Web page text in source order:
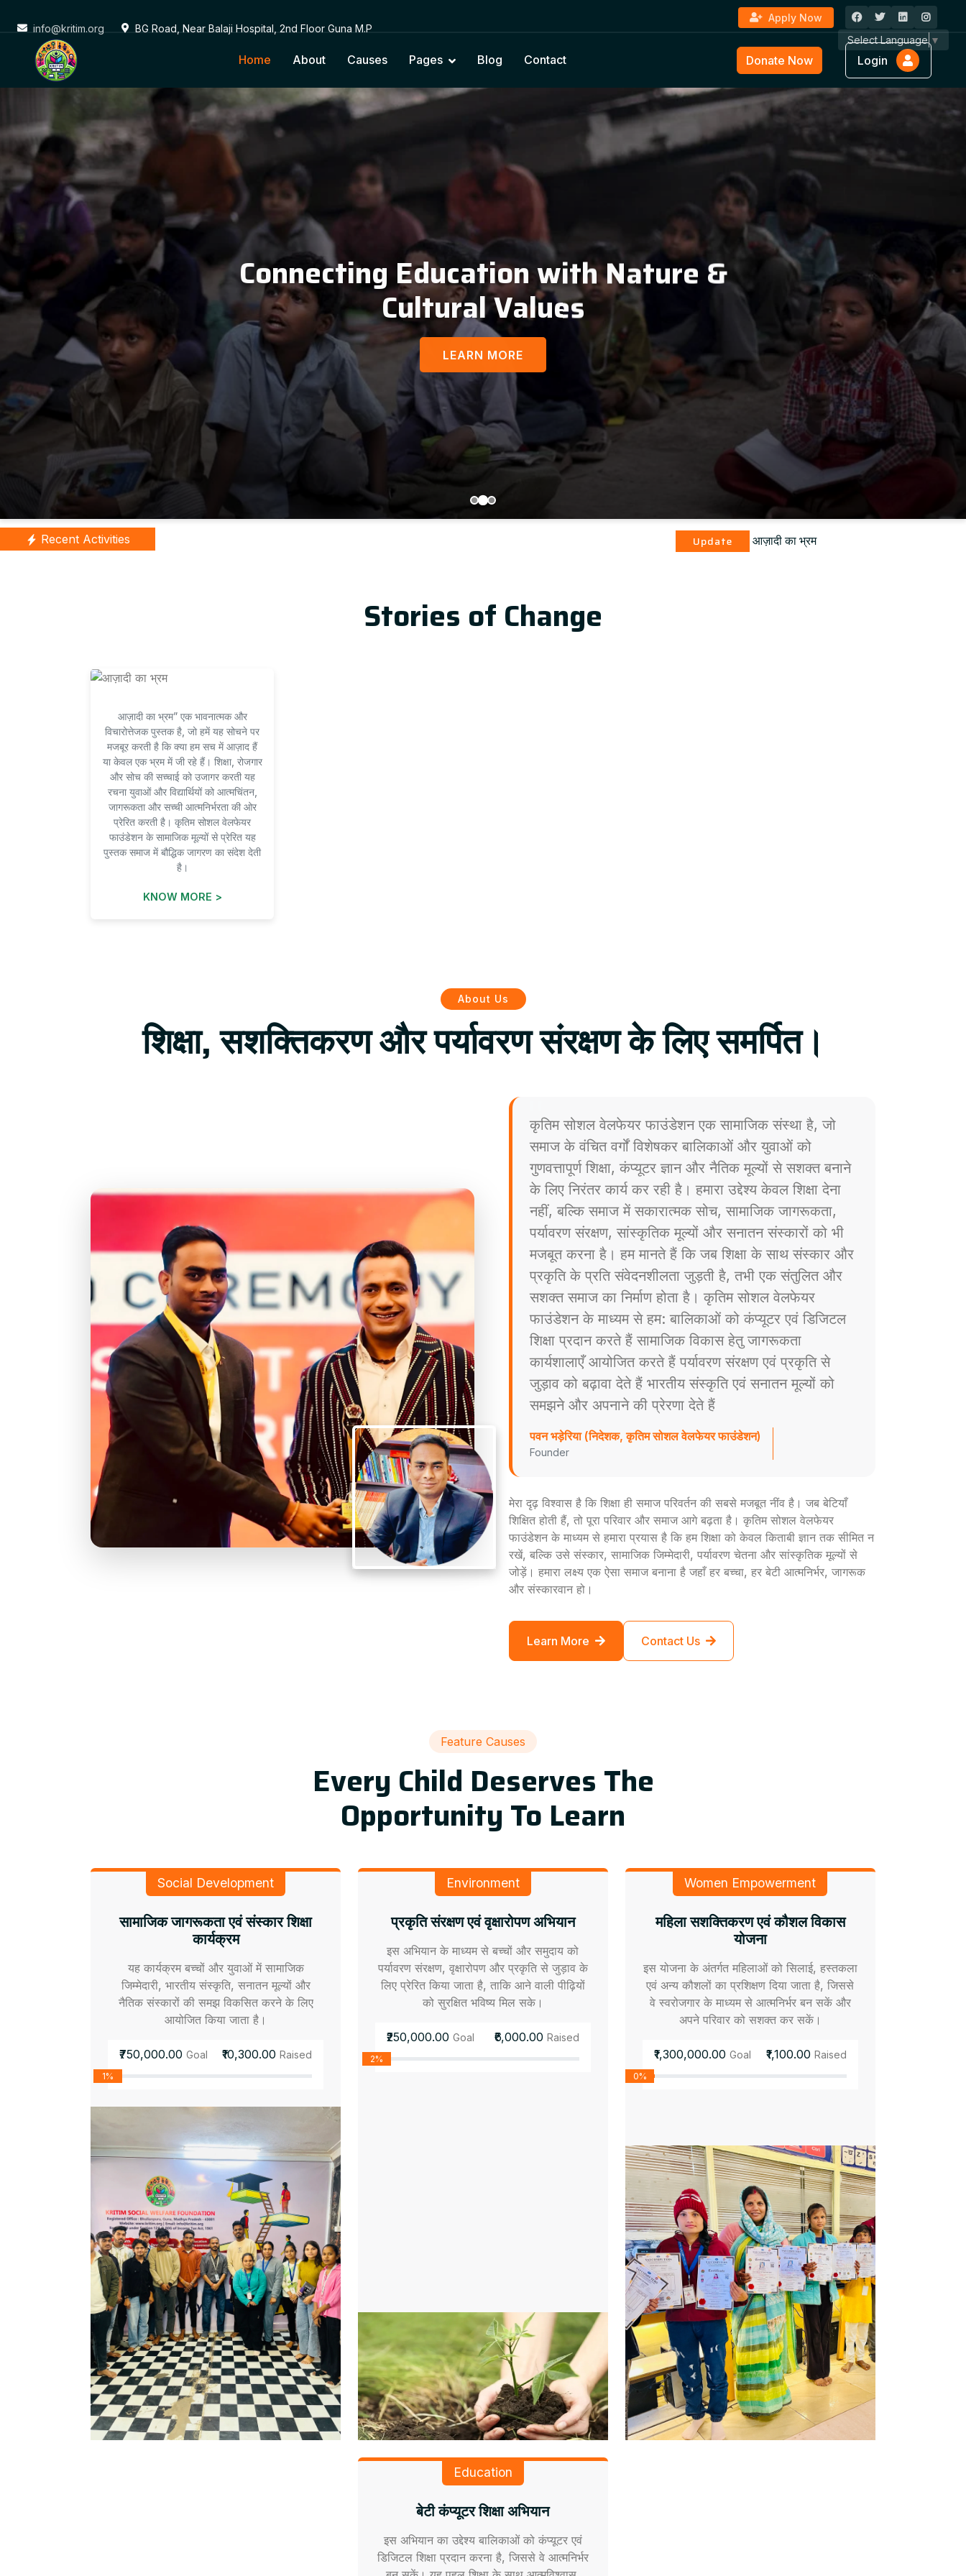
info@kritim.org BG Road, Near Balaji Hospital, 2nd Floor Guna M.P
Apply Now
Select Language ▼
Home About Causes Pages Blog Contact Donate Now Login
Connecting Education with Nature &
Cultural Values
LEARN MORE
Recent Activities आज़ादी का भ्रम
Stories of Change
आज़ादी का भ्रम” एक भावनात्मक और
विचारोत्तेजक पुस्तक है, जो हमें यह सोचने पर
मजबूर करती है कि क्या हम सच में आज़ाद हैं
या केवल एक भ्रम में जी रहे हैं। शिक्षा, रोजगार
और सोच की सच्चाई को उजागर करती यह
रचना युवाओं और विद्यार्थियों को आत्मचिंतन,
जागरूकता और सच्ची आत्मनिर्भरता की ओर
प्रेरित करती है। कृतिम सोशल वेलफेयर
फाउंडेशन के सामाजिक मूल्यों से प्रेरित यह
पुस्तक समाज में बौद्धिक जागरण का संदेश देती
है।
KNOW MORE >
About Us
शिक्षा, सशक्तिकरण और पर्यावरण संरक्षण के लिए समर्पित।
कृतिम सोशल वेलफेयर फाउंडेशन एक सामाजिक संस्था है, जो
समाज के वंचित वर्गों विशेषकर बालिकाओं और युवाओं को
गुणवत्तापूर्ण शिक्षा, कंप्यूटर ज्ञान और नैतिक मूल्यों से सशक्त बनाने
के लिए निरंतर कार्य कर रही है। हमारा उद्देश्य केवल शिक्षा देना
नहीं, बल्कि समाज में सकारात्मक सोच, सामाजिक जागरूकता,
पर्यावरण संरक्षण, सांस्कृतिक मूल्यों और सनातन संस्कारों को भी
मजबूत करना है। हम मानते हैं कि जब शिक्षा के साथ संस्कार और
प्रकृति के प्रति संवेदनशीलता जुड़ती है, तभी एक संतुलित और
सशक्त समाज का निर्माण होता है। कृतिम सोशल वेलफेयर
फाउंडेशन के माध्यम से हम: बालिकाओं को कंप्यूटर एवं डिजिटल
शिक्षा प्रदान करते हैं सामाजिक विकास हेतु जागरूकता
कार्यशालाएँ आयोजित करते हैं पर्यावरण संरक्षण एवं प्रकृति से
जुड़ाव को बढ़ावा देते हैं भारतीय संस्कृति एवं सनातन मूल्यों को
समझने और अपनाने की प्रेरणा देते हैं
पवन भड़ेरिया (निदेशक, कृतिम सोशल वेलफेयर फाउंडेशन)
Founder
मेरा दृढ़ विश्वास है कि शिक्षा ही समाज परिवर्तन की सबसे मजबूत नींव है। जब बेटियाँ
शिक्षित होती हैं, तो पूरा परिवार और समाज आगे बढ़ता है। कृतिम सोशल वेलफेयर
फाउंडेशन के माध्यम से हमारा प्रयास है कि हम शिक्षा को केवल किताबी ज्ञान तक सीमित न
रखें, बल्कि उसे संस्कार, सामाजिक जिम्मेदारी, पर्यावरण चेतना और सांस्कृतिक मूल्यों से
जोड़ें। हमारा लक्ष्य एक ऐसा समाज बनाना है जहाँ हर बच्चा, हर बेटी आत्मनिर्भर, जागरूक
और संस्कारवान हो।
Learn More Contact Us
Feature Causes
Every Child Deserves The
Opportunity To Learn
Social Development
सामाजिक जागरूकता एवं संस्कार शिक्षा
कार्यक्रम
यह कार्यक्रम बच्चों और युवाओं में सामाजिक
जिम्मेदारी, भारतीय संस्कृति, सनातन मूल्यों और
नैतिक संस्कारों की समझ विकसित करने के लिए
आयोजित किया जाता है।
₹750,000.00Goal ₹10,300.00 Raised
1%
Environment
प्रकृति संरक्षण एवं वृक्षारोपण अभियान
इस अभियान के माध्यम से बच्चों और समुदाय को
पर्यावरण संरक्षण, वृक्षारोपण और प्रकृति से जुड़ाव के
लिए प्रेरित किया जाता है, ताकि आने वाली पीढ़ियों
को सुरक्षित भविष्य मिल सके।
₹250,000.00 Goal ₹6,000.00 Raised
2%
Women Empowerment
महिला सशक्तिकरण एवं कौशल विकास
योजना
इस योजना के अंतर्गत महिलाओं को सिलाई, हस्तकला
एवं अन्य कौशलों का प्रशिक्षण दिया जाता है, जिससे
वे स्वरोजगार के माध्यम से आत्मनिर्भर बन सकें और
अपने परिवार को सशक्त कर सकें।
₹1,300,000.00 Goal ₹1,100.00 Raised
0%
Education
बेटी कंप्यूटर शिक्षा अभियान
इस अभियान का उद्देश्य बालिकाओं को कंप्यूटर एवं
डिजिटल शिक्षा प्रदान करना है, जिससे वे आत्मनिर्भर